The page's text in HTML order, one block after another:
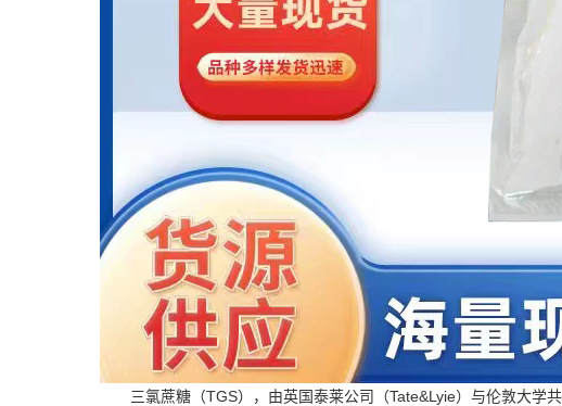
三氯蔗糖（TGS），由英国泰莱公司（Tate&Lyie）与伦敦大